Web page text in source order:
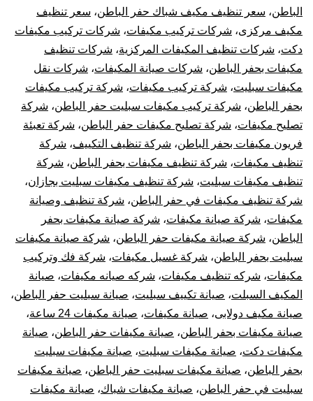
الباطن، سعر تنظيف مكيف شباك حفر الباطن، سعر تنظيف
مكيف مركزى، شركات تركيب مكيفات، شركات تركيب مكيفات
دكت، شركات تنظيف المكيفات المركزية، شركات تنظيف
مكيفات بحفر الباطن، شركات صيانة المكيفات، شركات نقل
مكيفات سبليت، شركة تركيب مكيفات، شركة تركيب مكيفات
بحفر الباطن، شركة تركيب مكيفات سبليت حفر الباطن، شركة
تصليح مكيفات، شركة تصليح مكيفات حفر الباطن، شركة تعبئة
فريون مكيفات بحفر الباطن، شركة تنظيف التكييف، شركة
تنظيف مكيفات، شركة تنظيف مكيفات بحفر الباطن، شركة
تنظيف مكيفات سبليت، شركة تنظيف مكيفات سبليت بجازان،
شركة تنظيف مكيفات في حفر الباطن، شركة تنظيف وصيانة
مكيفات، شركة صيانة مكيفات، شركة صيانة مكيفات بحفر
الباطن، شركة صيانة مكيفات حفر الباطن، شركة صيانة مكيفات
سبليت بحفر الباطن، شركة غسيل مكيفات، شركة فك وتركيب
مكيفات، شركه تنظيف مكيفات، شركه صيانه مكيفات، صيانة
المكيف السبلت، صيانة تكييف سبليت، صيانة سبليت حفر الباطن،
صيانة مكيف دولابى، صيانة مكيفات، صيانة مكيفات 24 ساعة
،
صيانة مكيفات بحفر الباطن، صيانة مكيفات حفر الباطن، صيانة
مكيفات دكت، صيانة مكيفات سبليت، صيانة مكيفات سبليت
بحفر الباطن، صيانة مكيفات سبليت حفر الباطن، صيانة مكيفات
سبليت في حفر الباطن، صيانة مكيفات شباك، صيانة مكيفات